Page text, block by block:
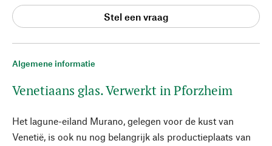
Algemene informatie
Venetiaans glas. Verwerkt in Pforzheim
Het lagune-eiland Murano, gelegen voor de kust van
Venetië, is ook nu nog belangrijk als productieplaats van
Stel een vraag